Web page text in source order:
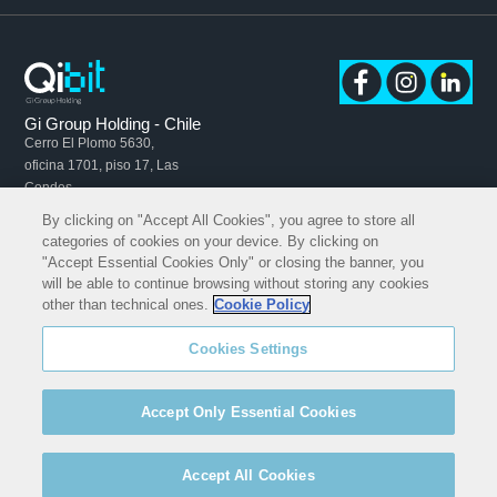
Gi Group Holding - Chile
Cerro El Plomo 5630,
oficina 1701, piso 17, Las
Condes –
Email:contactocl@qibit.tech
Copyright© 2009-2026 QIBIT | All rights reserved.
Política de privacidad
Política de cookies
Créditos
By clicking on "Accept All Cookies", you agree to store all
categories of cookies on your device. By clicking on
"Accept Essential Cookies Only" or closing the banner, you
will be able to continue browsing without storing any cookies
other than technical ones. Cookie Policy
Cookies Settings
Accept Only Essential Cookies
Accept All Cookies